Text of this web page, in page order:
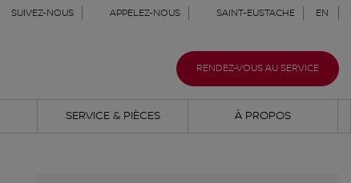
SUIVEZ-NOUS APPELEZ-NOUS SAINT-EUSTACHE EN
RENDEZ-VOUS AU SERVICE
SERVICE & PIÈCES À PROPOS